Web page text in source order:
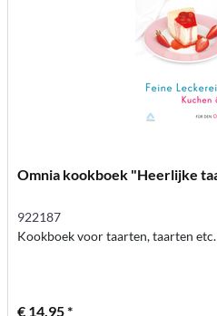
Omnia kookboek "Heerlijke
922187
Kookboek voor taarten, taarten
€ 14,95 *